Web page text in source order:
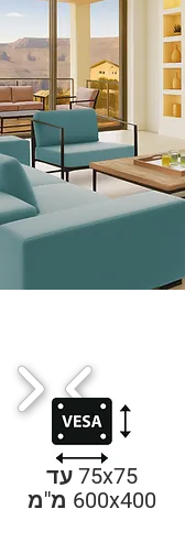
75x75 עד
600x400 מ''מ